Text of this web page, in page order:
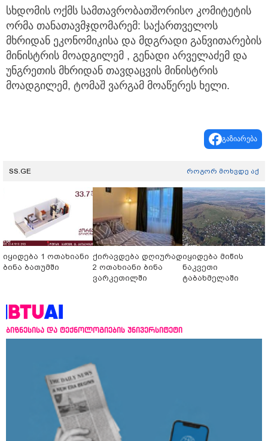
სხდომის ოქმს სამთავრობათშორისო კომიტეტის
ორმა თანათავმჯდომარემ: საქართველოს
მხრიდან ეკონომიკისა და მდგრადი განვითარების
მინისტრის მოადგილემ , გენადი არველაძემ და
უნგრეთის მხრიდან თავდაცვის მინისტრის
მოადგილემ, ტომაშ ვარგამ მოაწერეს ხელი.
გაზიარება
SS.GE როგორ მოხვდე აქ
იყიდება 1 ოთახიანი
ბინა ბათუმში
ქირავდება დღიურად
2 ოთახიანი ბინა
ვარკეთილში
იყიდება მიწის
ნაკვეთი
ტაბახმელაში
ბიზნესისა და ტექნოლოგიების უნივერსიტეტი